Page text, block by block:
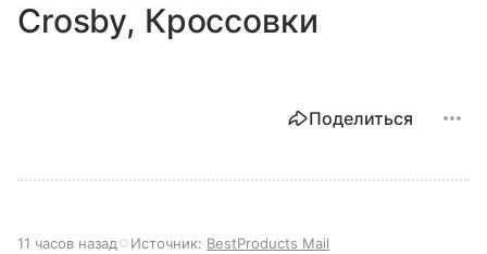
Crosby, Кроссовки
Поделиться
11 часов назад Источник: BestProducts Mail